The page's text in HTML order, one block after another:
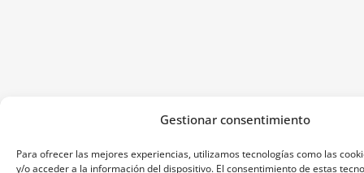
Gestionar consentimiento
Para ofrecer las mejores experiencias, utilizamos tecnologías como las
y/o acceder a la información del dispositivo. El consentimiento de estas